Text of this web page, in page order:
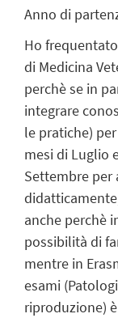
Anno di
Ho
di Medicina
perchè se in
integrare
le pratiche)
mesi di Luglio
Settembre per
anche perchè
possibilità di
mentre in
esami
riproduzione)